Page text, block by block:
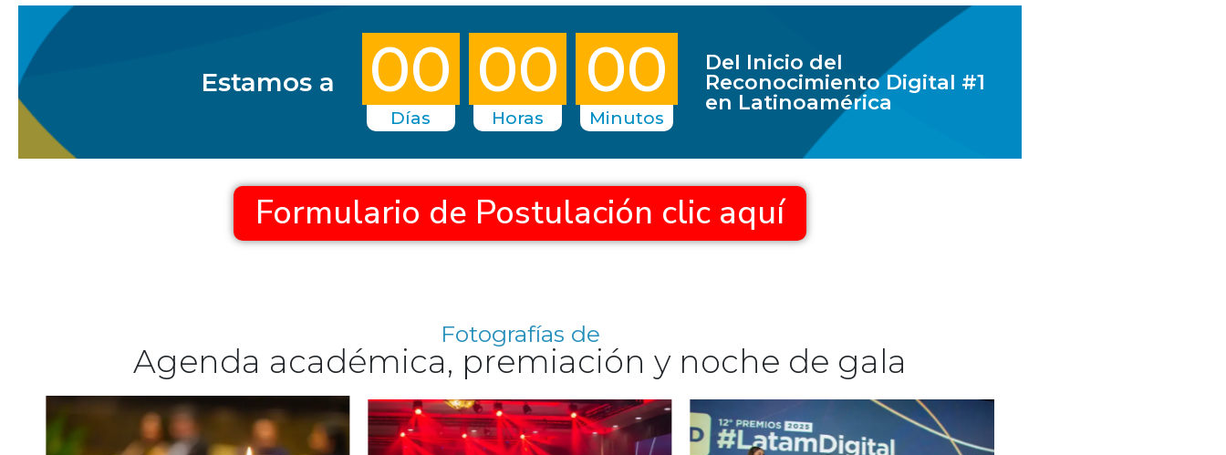
Estamos a 00
Días
00
Horas
00
Minutos
Del Inicio del
Reconocimiento Digital #1
en Latinoamérica
Formulario de Postulación clic aquí
Fotografías de
Agenda académica, premiación y noche de gala